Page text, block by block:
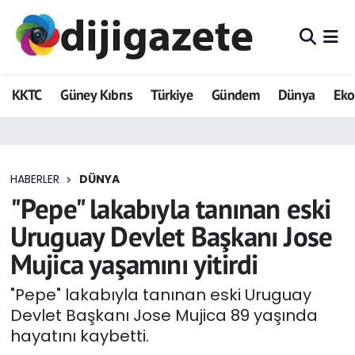
KKTC Güney Kıbrıs Türkiye Gündem Dünya
HABERLER DÜNYA
"Pepe" lakabıyla tanınan eski
Uruguay Devlet Başkanı Jose
Mujica yaşamını yitirdi
"Pepe" lakabıyla tanınan eski Uruguay
Devlet Başkanı Jose Mujica 89 yaşında
hayatını kaybetti.
ADVERTORIAL
Dijigazete
Eğitim
Ekonomi
Foto Galeri
GEZİ
Güncel
Hava Durumu
Trafik Durumu
Tüm Manşetler
Son Dakika Haberleri
Haber Arşivi